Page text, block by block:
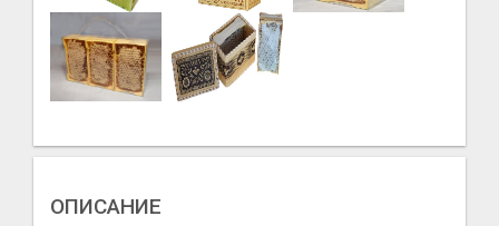
ОПИСАНИЕ